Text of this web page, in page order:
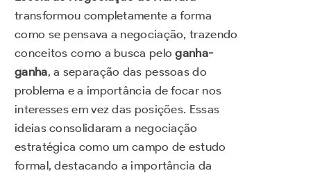
transformou completamente a forma
como se pensava a negociação, trazendo
conceitos como a busca peloganha-
ganha, a separação das pessoas do
problema e a importância de focar nos
interesses em vez das posições. Essas
ideias consolidaram a negociação
estratégica como um campo de estudo
formal, destacando a importância da